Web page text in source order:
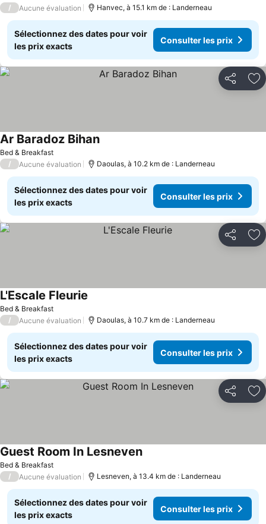
/ Aucune évaluation Hanvec, à 15.1 km de : Landerneau
Sélectionnez des dates pour voir
les prix exacts
Consulter les prix
Partager
Bed & Breakfast
Ar Baradoz Bihan
/ Aucune évaluation Daoulas, à 10.2 km de : Landerneau
Sélectionnez des dates pour voir
les prix exacts
Consulter les prix
Partager
Bed & Breakfast
L'Escale Fleurie
/ Aucune évaluation Daoulas, à 10.7 km de : Landerneau
Sélectionnez des dates pour voir
les prix exacts
Consulter les prix
Partager
Bed & Breakfast
Guest Room In Lesneven
/ Aucune évaluation Lesneven, à 13.4 km de : Landerneau
Sélectionnez des dates pour voir
les prix exacts
Consulter les prix